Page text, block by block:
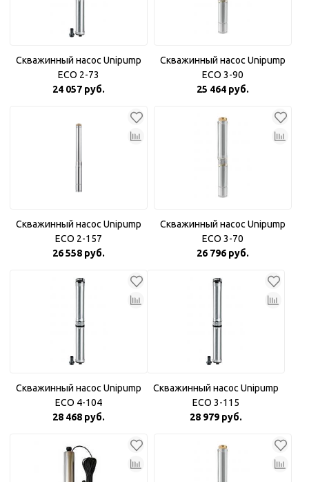
Скважинный насос Unipump
ECO 2-73
24 057 руб.
Скважинный насос Unipump
ECO 3-90
25 464 руб.
Скважинный насос Unipump
ECO 2-157
26 558 руб.
Скважинный насос Unipump
ECO 3-70
26 796 руб.
Скважинный насос Unipump
ECO 4-104
28 468 руб.
Скважинный насос Unipump
ECO 3-115
28 979 руб.